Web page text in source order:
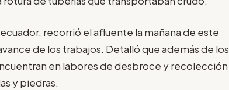
recorrió el afluente la mañana de este
de los trabajos. Detalló que además de los
en labores de desbroce y recolección
y piedras.